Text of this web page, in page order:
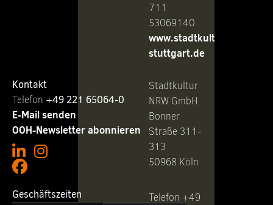
Kontakt
Telefon ‭ +49 221 65064-0
E-Mail senden
OOH-Newsletter abonnieren
Geschäftszeiten
711
53069140
www.stadtkultur-
stuttgart.de
Stadtkultur
NRW GmbH
Bonner
Straße 311-
313
50968 Köln
Telefon +49